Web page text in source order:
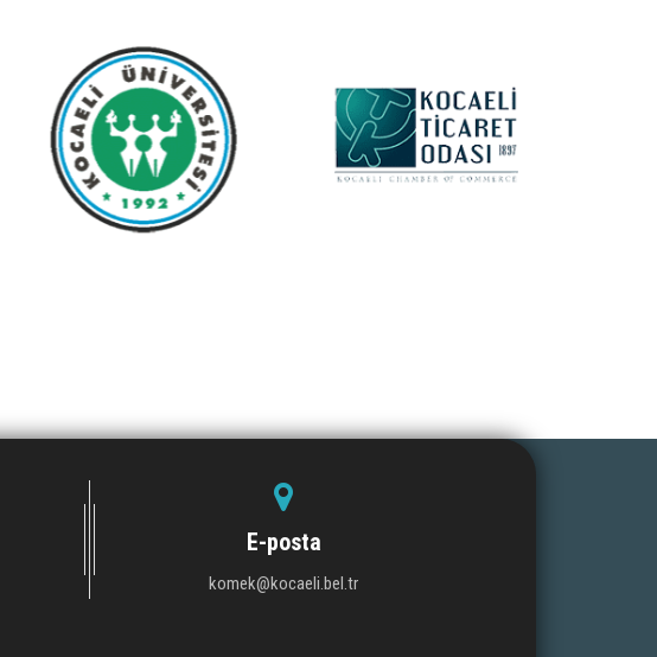
E-posta
komek@kocaeli.bel.tr